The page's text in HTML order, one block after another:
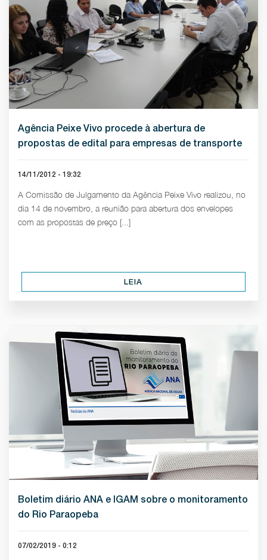
Agência Peixe Vivo procede à abertura de
propostas de edital para empresas de transporte
14/11/2012 - 19:32
A Comissão de Julgamento da Agência Peixe Vivo realizou, no
dia 14 de novembro, a reunião para abertura dos envelopes
com as propostas de preço [...]
LEIA
Boletim diário ANA e IGAM sobre o monitoramento
do Rio Paraopeba
07/02/2019 - 0:12